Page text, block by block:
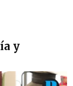
y